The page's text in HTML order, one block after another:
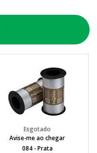
Avise-me ao chegar
084 - Prata